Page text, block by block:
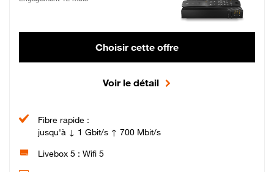
Choisir cette offre
Voir le détail
Fibre rapide :
jusqu'à ↓ 1 Gbit/s ↑ 700 Mbit/s
Livebox 5 : Wifi 5